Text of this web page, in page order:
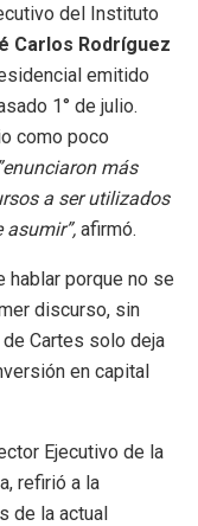
del Instituto
Carlos Rodríguez
emitido
1° de julio.
como poco
”enunciaron más
a ser utilizados
afirmó.
hablar porque no se
discurso, sin
Cartes solo deja
en capital
Ejecutivo de la
refirió a la
de la actual